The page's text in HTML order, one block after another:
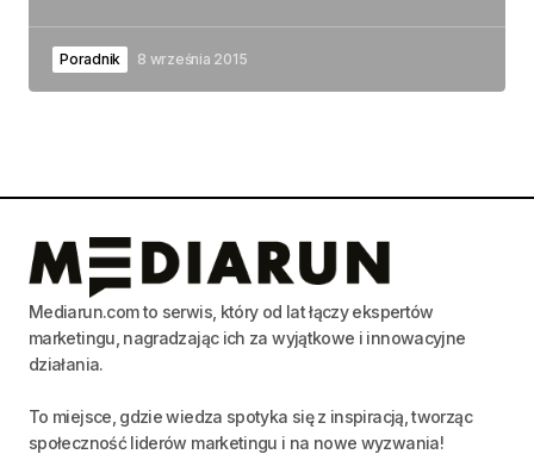
Poradnik 8 września 2015
Mediarun.com to serwis, który od lat łączy ekspertów
marketingu, nagradzając ich za wyjątkowe i innowacyjne
działania.
To miejsce, gdzie wiedza spotyka się z inspiracją, tworząc
społeczność liderów marketingu i na nowe wyzwania!